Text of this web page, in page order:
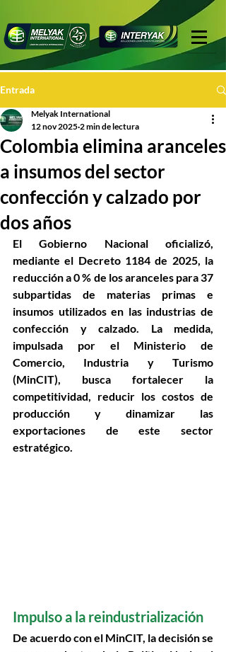
Entrada
Colombia elimina aranceles
a insumos del sector
confección y calzado por
dos años
Melyak International
12 nov 2025 2 min de lectura
El Gobierno Nacional oficializó,
mediante el Decreto 1184 de 2025, la
reducción a 0 % de los aranceles para 37
subpartidas de materias primas e
insumos utilizados en las industrias de
confección y calzado. La medida,
impulsada por el Ministerio de
Comercio, Industria y Turismo
(MinCIT), busca fortalecer la
competitividad, reducir los costos de
producción y dinamizar las
exportaciones de este sector
estratégico.
Impulso a la reindustrialización
De acuerdo con el MinCIT, la decisión se